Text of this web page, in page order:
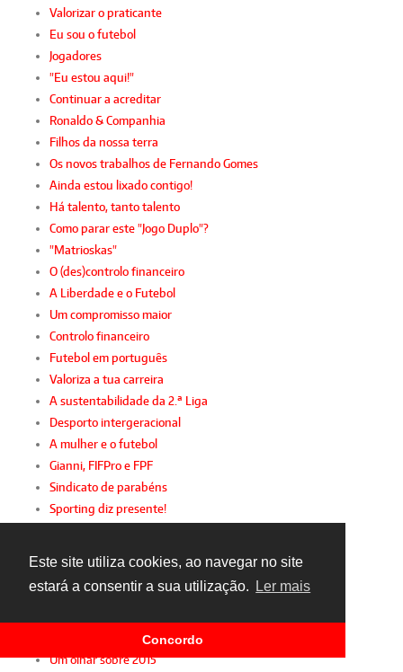
Este site utiliza cookies, ao navegar no site
estará a consentir a sua utilização.
Ler mais
Concordo
Valorizar o praticante
Eu sou o futebol
Jogadores
"Eu estou aqui!"
Continuar a acreditar
Ronaldo & Companhia
Filhos da nossa terra
Os novos trabalhos de Fernando Gomes
Ainda estou lixado contigo!
Há talento, tanto talento
Como parar este "Jogo Duplo"?
"Matrioskas"
O (des)controlo financeiro
A Liberdade e o Futebol
Um compromisso maior
Controlo financeiro
Futebol em português
Valoriza a tua carreira
A sustentabilidade da 2.ª Liga
Desporto intergeracional
A mulher e o futebol
Gianni, FIFPro e FPF
Sindicato de parabéns
Sporting diz presente!
Sérgio Conceição
Um olhar sobre 2015